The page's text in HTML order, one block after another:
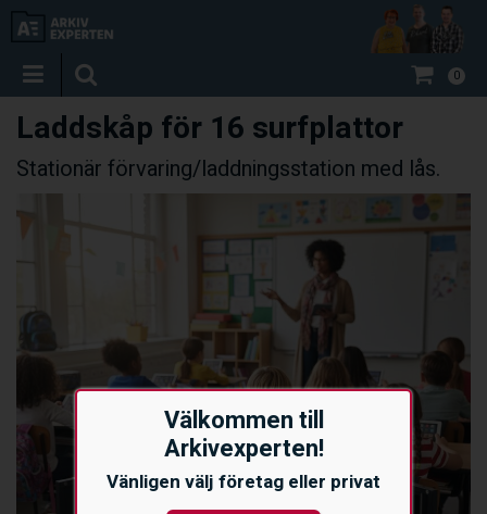
Välkommen till
Arkivexperten!
Vänligen välj företag eller privat
0
Laddskåp för 16 surfplattor
Stationär förvaring/laddningsstation med lås.